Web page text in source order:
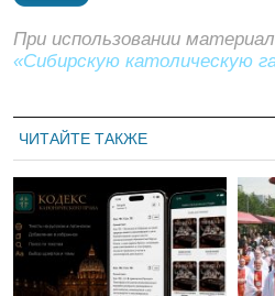
При использовании
«Сибирскую католическую
ЧИТАЙТЕ ТАКЖЕ